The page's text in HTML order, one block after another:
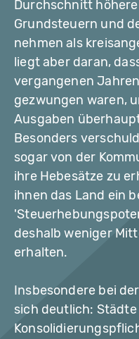
Durchschnitt
Grundsteuern und
nehmen als
liegt aber daran,
vergangenen
gezwungen waren,
Ausgaben
Besonders
sogar von der
ihre Hebesätze zu
ihnen das Land ein
deshalb weniger
erhalten.
Insbesondere bei
sich deutlich: